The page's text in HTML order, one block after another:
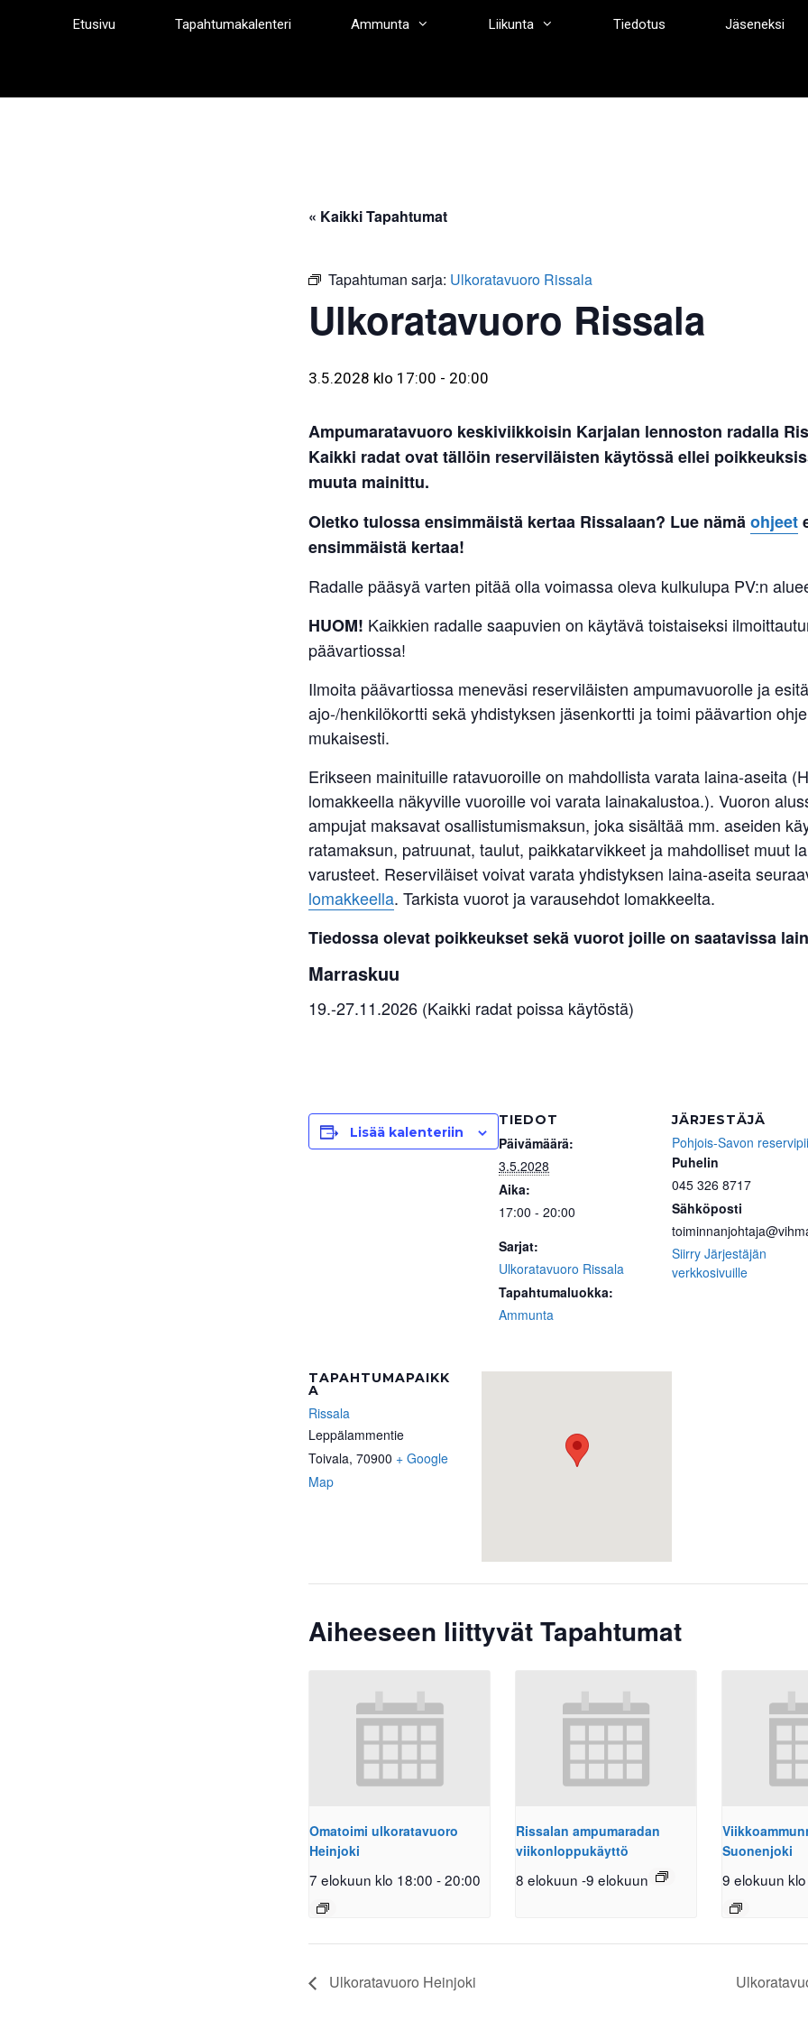
Etusivu Tapahtumakalenteri Ammunta Liikunta Tiedotus Jäseneksi
« Kaikki Tapahtumat
Tapahtuman sarja: Ulkoratavuoro Rissala
Ulkoratavuoro Rissala
3.5.2028 klo 17:00 - 20:00
Ampumaratavuoro keskiviikkoisin Karjalan lennoston radalla
Kaikki radat ovat tällöin reserviläisten käytössä ellei
muuta mainittu.
Oletko tulossa ensimmäistä kertaa Rissalaan? Lue nämäohjeet
ensimmäistä kertaa!
Radalle pääsyä varten pitää olla voimassa oleva kulkulupa PV:n
HUOM! Kaikkien radalle saapuvien on käytävä toistaiseksi
päävartiossa!
Ilmoita päävartiossa meneväsi reserviläisten ampumavuorolle ja esitä
ajo-/henkilökortti sekä yhdistyksen jäsenkortti ja toimi päävartion
mukaisesti.
Erikseen mainituille ratavuoroille on mahdollista varata laina-aseita
lomakkeella näkyville vuoroille voi varata lainakalustoa.). Vuoron
ampujat maksavat osallistumismaksun, joka sisältää mm. aseiden
ratamaksun, patruunat, taulut, paikkatarvikkeet ja mahdolliset muut
varusteet. Reserviläiset voivat varata yhdistyksen laina-aseita
lomakkeella. Tarkista vuorot ja varausehdot lomakkeelta.
Tiedossa olevat poikkeukset sekä vuorot joille on saatavissa
Marraskuu
19.-27.11.2026 (Kaikki radat poissa käytöstä)
Lisää kalenteriin
TIEDOT
Päivämäärä:
3.5.2028
Aika:
17:00 - 20:00
Sarjat:
Ulkoratavuoro Rissala
Tapahtumaluokka:
Ammunta
JÄRJESTÄJÄ
Pohjois-Savon
Puhelin
045 326 8717
Sähköposti
Siirry Järjestäjän
verkkosivuille
TAPAHTUMAPAIKK
A
Rissala
Leppälammentie
Toivala, 70900 + Google
Map
Aiheeseen liittyvät Tapahtumat
Omatoimi ulkoratavuoro
Heinjoki
7 elokuun klo 18:00 -20:00
Rissalan ampumaradan
viikonloppukäyttö
8 elokuun -9 elokuun
Suonenjoki
9 elokuun
Ulkoratavuoro Heinjoki